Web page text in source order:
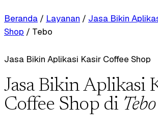
Beranda / Layanan / Jasa Bikin
Shop / Tebo
Jasa Bikin Aplikasi Kasir Coffee Shop
Jasa Bikin Aplikasi
Coffee Shop di Tebo